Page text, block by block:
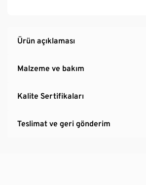
Kapüşonu sabitlemek için cırt cırt
Çene korumalı diyagonal ön fermuar
Reflektörlü tasarım parçaları
Ürün açıklaması
Malzeme ve bakım
Kalite Sertifikaları
Teslimat ve geri gönderim